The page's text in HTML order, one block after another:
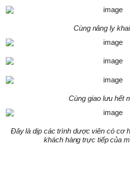
Cùng nâng ly
Cùng giao lưu hết
Đây là dịp các trình dược viên có cơ
khách hàng trực tiếp của